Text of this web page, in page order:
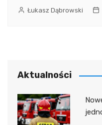
Łukasz Dąbrowski
Aktualności